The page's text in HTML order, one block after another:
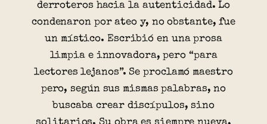
derroteros hacia la autenticidad. Lo
condenaron por ateo y, no obstante, fue
un místico. Escribió en una prosa
limpia e innovadora, pero “para
lectores lejanos”. Se proclamó maestro
pero, según sus mismas palabras, no
buscaba crear discípulos, sino